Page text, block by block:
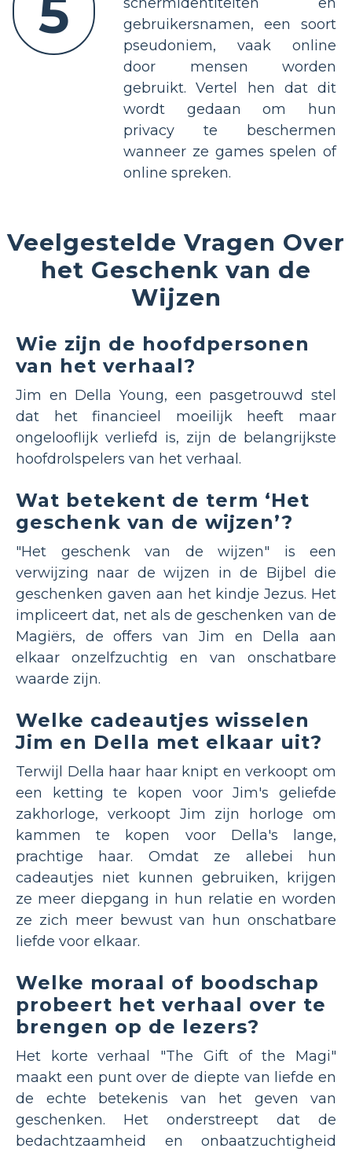
5
gebruikersnamen, een soort
pseudoniem, vaak online
door mensen worden
gebruikt. Vertel hen dat dit
wordt gedaan om hun
privacy te beschermen
wanneer ze games spelen of
online spreken.
Veelgestelde Vragen Over
het Geschenk van de
Wijzen
Wie zijn de hoofdpersonen
van het verhaal?
Jim en Della Young, een pasgetrouwd stel
dat het financieel moeilijk heeft maar
ongelooflijk verliefd is, zijn de belangrijkste
hoofdrolspelers van het verhaal.
Wat betekent de term ‘Het
geschenk van de wijzen’?
"Het geschenk van de wijzen" is een
verwijzing naar de wijzen in de Bijbel die
geschenken gaven aan het kindje Jezus. Het
impliceert dat, net als de geschenken van de
Magiërs, de offers van Jim en Della aan
elkaar onzelfzuchtig en van onschatbare
waarde zijn.
Welke cadeautjes wisselen
Jim en Della met elkaar uit?
Terwijl Della haar haar knipt en verkoopt om
een ​​ketting te kopen voor Jim's geliefde
zakhorloge, verkoopt Jim zijn horloge om
kammen te kopen voor Della's lange,
prachtige haar. Omdat ze allebei hun
cadeautjes niet kunnen gebruiken, krijgen
ze meer diepgang in hun relatie en worden
ze zich meer bewust van hun onschatbare
liefde voor elkaar.
Welke moraal of boodschap
probeert het verhaal over te
brengen op de lezers?
Het korte verhaal "The Gift of the Magi"
maakt een punt over de diepte van liefde en
de echte betekenis van het geven van
geschenken. Het onderstreept dat de
bedachtzaamheid en onbaatzuchtigheid